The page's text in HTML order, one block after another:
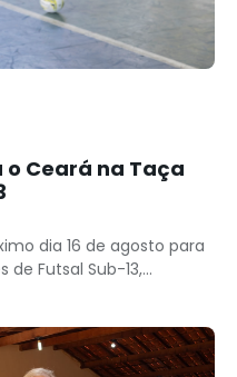
o Ceará na Taça
dia 16 de agosto para
Futsal Sub-13,...